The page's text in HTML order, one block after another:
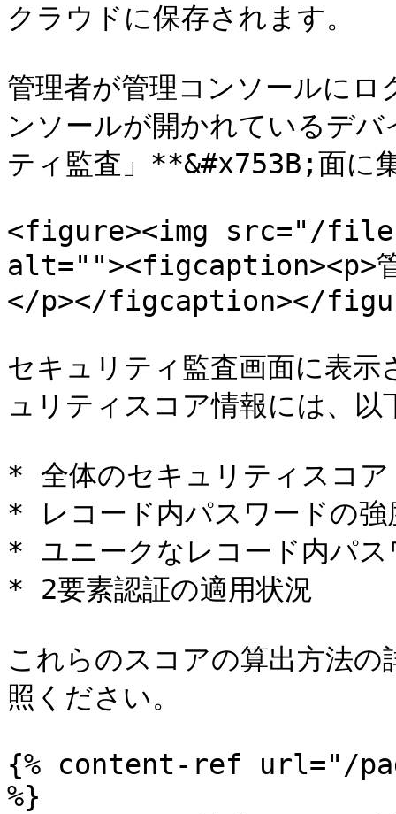
クラウドに保存されます。
管理者が管理コンソールに
ンソールが開かれているデ
ティ監査」**&#x753B;面に
<figure><img src="/files/
alt=""><figcaption><p>管
</p></figcaption></
セキュリティ監査画面に表
ュリティスコア情報には、
* 全体のセキュリティスコア
* レコード内パスワードの強
* ユニークなレコード内パス
* 2要素認証の適用状況
これらのスコアの算出方法
照ください。
{% content-ref url="/
%}